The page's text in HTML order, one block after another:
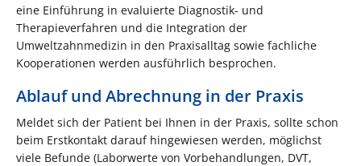
eine Einführung in evaluierte Diagnostik- und
Therapieverfahren und die Integration der
Umweltzahnmedizin in den Praxisalltag sowie fachliche
Kooperationen werden ausführlich besprochen.
Ablauf und Abrechnung in der Praxis
Meldet sich der Patient bei Ihnen in der Praxis, sollte schon
beim Erstkontakt darauf hingewiesen werden, möglichst
viele Befunde (Laborwerte von Vorbehandlungen, DVT,